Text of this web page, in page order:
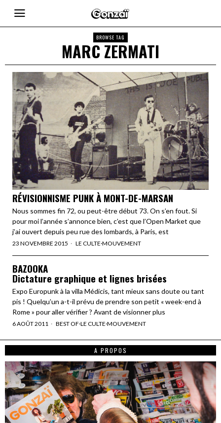
BROWSE TAG
MARC ZERMATI
RÉVISIONNISME PUNK À MONT-DE-MARSAN
Nous sommes fin 72, ou peut-être début 73. On s’en fout. Si
pour moi l’année s’annonce bien, c’est que l’Open Market que
j’ai ouvert depuis peu rue des lombards, à Paris, est
23 NOVEMBRE 2015 LE CULTE·MOUVEMENT
BAZOOKA
Dictature graphique et lignes brisées
Expo Europunk à la villa Médicis, tant mieux sans doute ou tant
pis ! Quelqu’un a-t-il prévu de prendre son petit « week-end à
Rome » pour aller vérifier ? Avant de visionner plus
6 AOÛT 2011 BEST OF·LE CULTE·MOUVEMENT
A PROPOS